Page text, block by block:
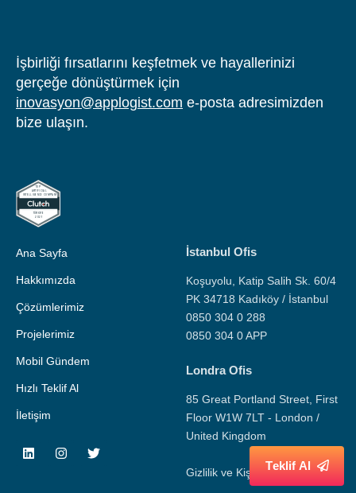
İşbirliği fırsatlarını keşfetmek ve hayallerinizi
gerçeğe dönüştürmek için
inovasyon@applogist.com e-posta adresimizden
bize ulaşın.
Teklif Al
Ana Sayfa
Hakkımızda
Çözümlerimiz
Projelerimiz
Mobil Gündem
Hızlı Teklif Al
İletişim
İstanbul Ofis
Koşuyolu, Katip Salih Sk. 60/4
PK 34718 Kadıköy / İstanbul
0850 304 0 288
0850 304 0 APP
Londra Ofis
85 Great Portland Street, First
Floor W1W 7LT - London /
United Kingdom
Gizlilik ve Kişisel Veri Politikası